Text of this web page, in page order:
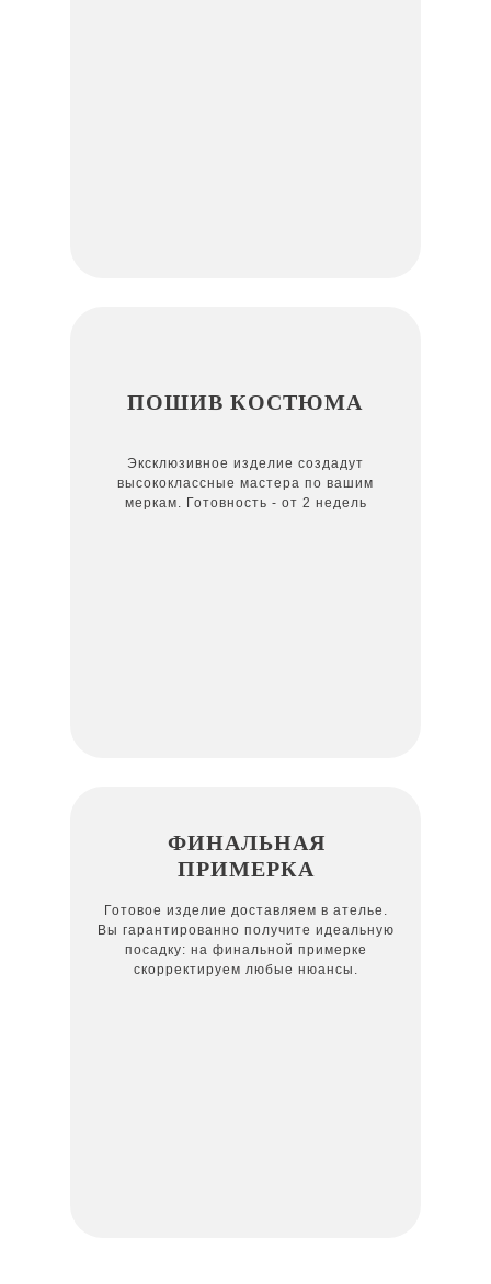
Готовое изделие доставляем в ателье.
Вы гарантированно получите идеальную
посадку: на финальной примерке
скорректируем любые нюансы.
ФИНАЛЬНАЯ
ПРИМЕРКА
Эксклюзивное изделие создадут
высококлассные мастера по вашим
меркам. Готовность - от 2 недель
ПОШИВ КОСТЮМА